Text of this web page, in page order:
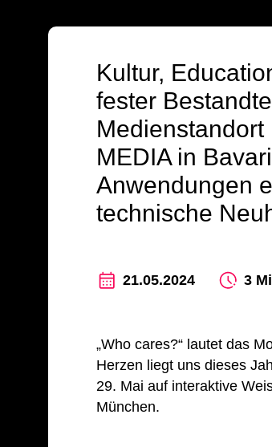
Kultur,
fester
MEDIA in
Anwendungen
technische
21.05.2024 3
„Who cares?“ lautet das
Herzen liegt uns dieses
29. Mai auf interaktive
München.